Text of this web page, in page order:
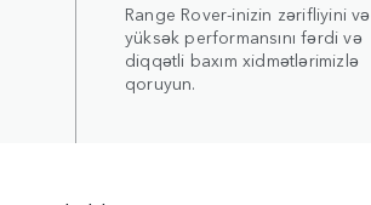
Range Rover-inizin zərifliyini və
yüksək performansını fərdi və
diqqətli baxım xidmətlərimizlə
qoruyun.